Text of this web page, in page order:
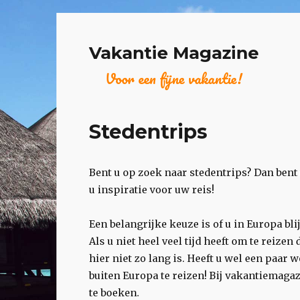
Vakantie Magazine
Voor een fijne vakantie!
Stedentrips
Bent u op zoek naar stedentrips? Dan
u inspiratie voor uw reis!
Een belangrijke keuze is of u in Europa
Als u niet heel veel tijd heeft om te reizen
hier niet zo lang is. Heeft u wel een paar
buiten Europa te reizen! Bij
te boeken.